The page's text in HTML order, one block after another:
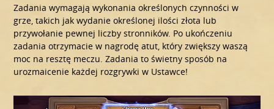
Zadania wymagają wykonania określonych czynności w
grze, takich jak wydanie określonej ilości złota lub
przywołanie pewnej liczby stronników. Po ukończeniu
zadania otrzymacie w nagrodę atut, który zwiększy waszą
moc na resztę meczu. Zadania to świetny sposób na
urozmaicenie każdej rozgrywki w Ustawce!